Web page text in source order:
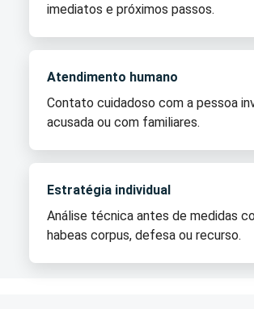
imediatos e próximos passos.
Atendimento humano
Contato cuidadoso com a pessoa
acusada ou com familiares.
Estratégia individual
Análise técnica antes de medidas
habeas corpus, defesa ou recurso.